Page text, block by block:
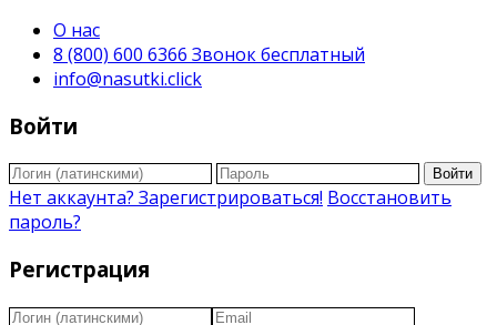
О нас
8 (800) 600 6366 Звонок бесплатный
info@nasutki.click
Войти
Войти
Нет аккаунта? Зарегистрироваться! Восстановить
пароль?
Регистрация